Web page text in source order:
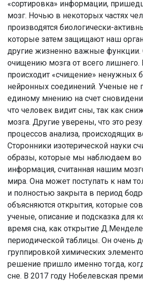
«сортировка» информации,
мозг. Ночью в некоторых частях
производятся биологически-
которые затем защищают наш
другие жизненно важные функции.
очищению мозга от всего лишнего.
происходит «счищение» ненужных
нейронных соединений. Ученые не
единому мнению на счет
что человек видит сны, так как
мозга. Другие уверены, что это
процессов анализа, происходящих
Сторонники изотерической науки
образы, которые мы наблюдаем во
информация, считанная нашим
мира. Она может поступать к нам
и полностью закрыта в период
объясняются открытия, которые
ученые, описание и подсказка для
время сна, как открытие
периодической таблицы. Он очень
группировкой химических
решение пришло именно тогда,
сне. В 2017 году Нобелевская